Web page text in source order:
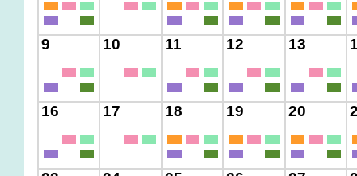
9 10 11 12 13
16 17 18 19 20